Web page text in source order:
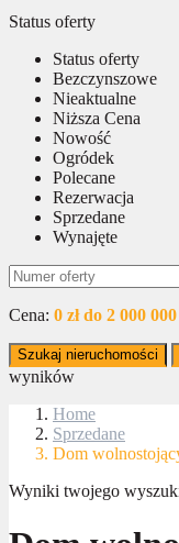
Status oferty
Status oferty
Bezczynszowe
Nieaktualne
Niższa Cena
Nowość
Ogródek
Polecane
Rezerwacja
Sprzedane
Wynajęte
Cena: 0 zł do 2 000 000
Szukaj nieruchomości
wyników
Home
Sprzedane
Dom
Wyniki twojego